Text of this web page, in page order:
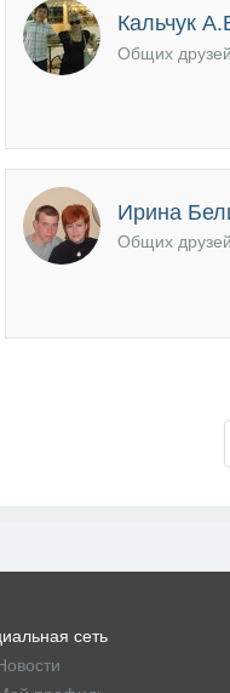
Кальчук
Общих
Ирина
Общих
сеть